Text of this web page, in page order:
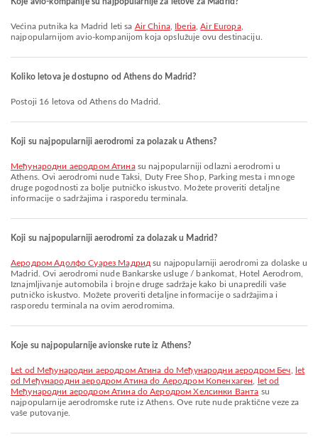
Većina putnika ka Madrid leti sa Air China, Iberia ,Air Europa,
najpopularnijom avio-kompanijom koja opslužuje ovu destinaciju.
Koliko letova je dostupno od Athens do Madrid?
Postoji 16 letova od Athens do Madrid.
Koji su najpopularniji aerodromi za polazak u Athens?
Међународни аеродром Атинаsu najpopularniji odlazni aerodromi u
Athens. Ovi aerodromi nude Taksi, Duty Free Shop, Parking mesta i mnoge
druge pogodnosti za bolje putničko iskustvo. Možete proveriti detaljne
informacije o sadržajima i rasporedu terminala.
Koji su najpopularniji aerodromi za dolazak u Madrid?
Аеродром Адолфо Суарез Мадрид su najpopularniji aerodromi za dolaske u
Madrid. Ovi aerodromi nude Bankarske usluge / bankomat, Hotel Aerodrom,
Iznajmljivanje automobila i brojne druge sadržaje kako bi unapredili vaše
putničko iskustvo. Možete proveriti detaljne informacije o sadržajima i
rasporedu terminala na ovim aerodromima.
Koje su najpopularnije avionske rute iz Athens?
let od Међународни аеродром Атина do Међународни аеродром Беч
let
od Међународни аеродром Атина do Аеродром Копенхаген
let od
Међународни аеродром Атина do Аеродром Хелсинки Ванта su
najpopularnije aerodromske rute iz Athens. Ove rute nude praktične veze za
vaše putovanje.